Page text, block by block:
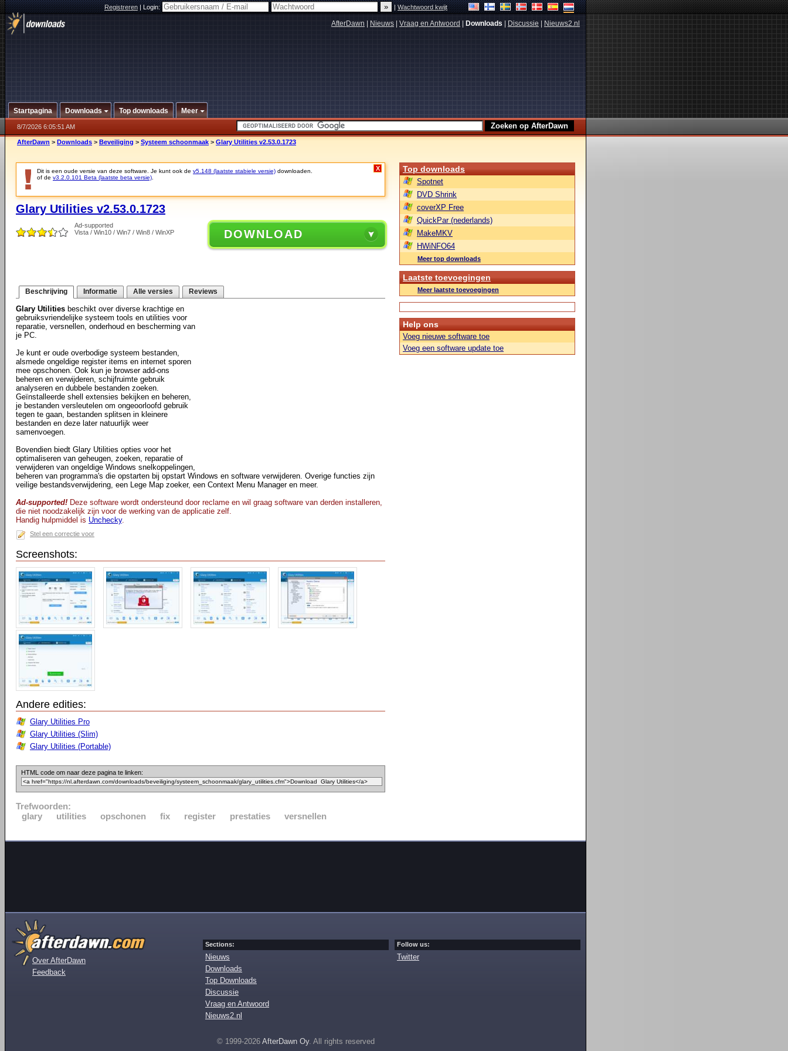
Registreren|Login: |Wachtwoord kwijt
AfterDawn Nieuws Vraag en Antwoord Downloads Discussie Nieuws2.nl
Startpagina Downloads Top downloads Meer
8/7/2026 6:05:51 AM
AfterDawn > Downloads > Beveiliging > Systeem schoonmaak > Glary Utilities v2.53.0.1723
Dit is een oude versie van deze software. Je kunt ook de v5.148 (laatste stabiele versie) downloaden.
of de v3.2.0.101 Beta (laatste beta versie)
X
Glary Utilities v2.53.0.1723
Ad-supported
Vista / Win10 / Win7 / Win8 / WinXP
DOWNLOAD
Beschrijving Informatie Alle versies Reviews
Glary Utilities beschikt over diverse krachtige en
gebruiksvriendelijke systeem tools en utilities voor
reparatie, versnellen, onderhoud en bescherming van
je PC.
Je kunt er oude overbodige systeem bestanden,
alsmede ongeldige register items en internet sporen
mee opschonen. Ook kun je browser add-ons
beheren en verwijderen, schijfruimte gebruik
analyseren en dubbele bestanden zoeken.
Geïnstalleerde shell extensies bekijken en beheren,
je bestanden versleutelen om ongeoorloofd gebruik
tegen te gaan, bestanden splitsen in kleinere
bestanden en deze later natuurlijk weer
samenvoegen.
Bovendien biedt Glary Utilities opties voor het
optimaliseren van geheugen, zoeken, reparatie of
verwijderen van ongeldige Windows snelkoppelingen,
beheren van programma's die opstarten bij opstart Windows en software verwijderen. Overige functies zijn
veilige bestandsverwijdering, een Lege Map zoeker, een Context Menu Manager en meer.
Ad-supported! Deze software wordt ondersteund door reclame en wil graag software van derden installeren,
die niet noodzakelijk zijn voor de werking van de applicatie zelf.
Handig hulpmiddel is Unchecky.
Stel een correctie voor
Screenshots:
Andere edities:
Glary Utilities Pro
Glary Utilities (Slim)
Glary Utilities (Portable)
HTML code om naar deze pagina te linken:
Trefwoorden:
glary
utilities opschonen fix register prestaties versnellen
Top downloads
Spotnet
DVD Shrink
coverXP Free
QuickPar (nederlands)
MakeMKV
HWiNFO64
Meer top downloads
Laatste toevoegingen
Meer laatste toevoegingen
Help ons
Voeg nieuwe software toe
Voeg een software update toe
Over AfterDawn
Feedback
Sections:
Nieuws
Downloads
Top Downloads
Discussie
Vraag en Antwoord
Nieuws2.nl
Follow us:
Twitter
© 1999-2026 AfterDawn Oy. All rights reserved